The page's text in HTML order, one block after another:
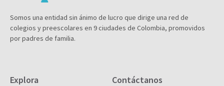
Somos una entidad sin ánimo de lucro que dirige una red de
colegios y preescolares en 9 ciudades de Colombia, promovidos
por padres de familia.
Explora Contáctanos